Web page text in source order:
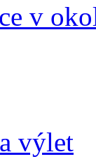
v
výlet